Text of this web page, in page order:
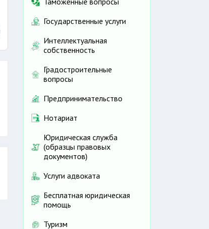
Государственные услуги
Интеллектуальная
собственность
Градостроительные
вопросы
Предпринимательство
Нотариат
Юридическая служба
(образцы правовых
документов)
Услуги адвоката
Бесплатная юридическая
помощь
Туризм